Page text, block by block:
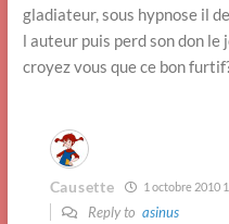
gladiateur, sous hypnose il
l auteur puis perd son don le
croyez vous que ce bon
Causette 1 octobre 2010
Reply to asinus